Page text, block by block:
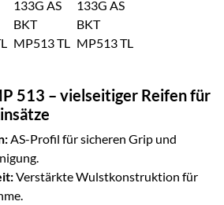
513 – vielseitiger Reifen für
AS-Profil für sicheren Grip und
Verstärkte Wulstkonstruktion für